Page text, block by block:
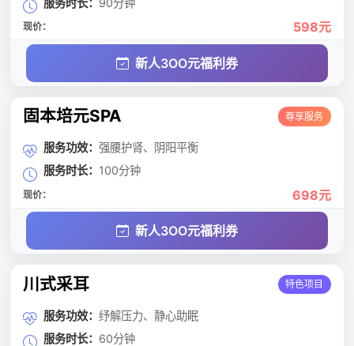
现价： 598元
新人3OO元福利券
固本培元SPA 尊享服务
服务功效： 强腰护肾、阴阳平衡
服务时长： 100分钟
现价： 698元
新人3OO元福利券
川式采耳 特色项目
服务功效： 纾解压力、静心助眠
服务时长： 60分钟